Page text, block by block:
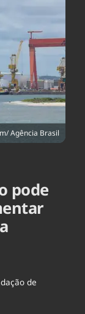
Agência Brasil
pode
de